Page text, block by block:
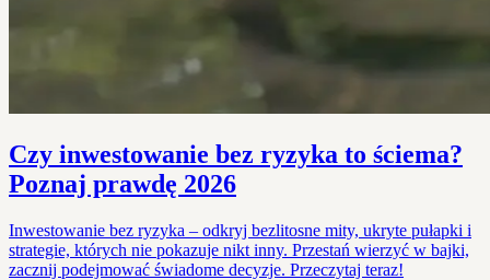
Czy inwestowanie bez ryzyka to ściema?
Poznaj prawdę 2026
Inwestowanie bez ryzyka – odkryj bezlitosne mity, ukryte pułapki i
strategie, których nie pokazuje nikt inny. Przestań wierzyć w bajki,
zacznij podejmować świadome decyzje. Przeczytaj teraz!